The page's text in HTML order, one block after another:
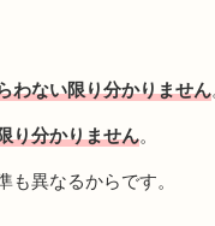
わない限り分かりません
り分かりません。
異なるからです。